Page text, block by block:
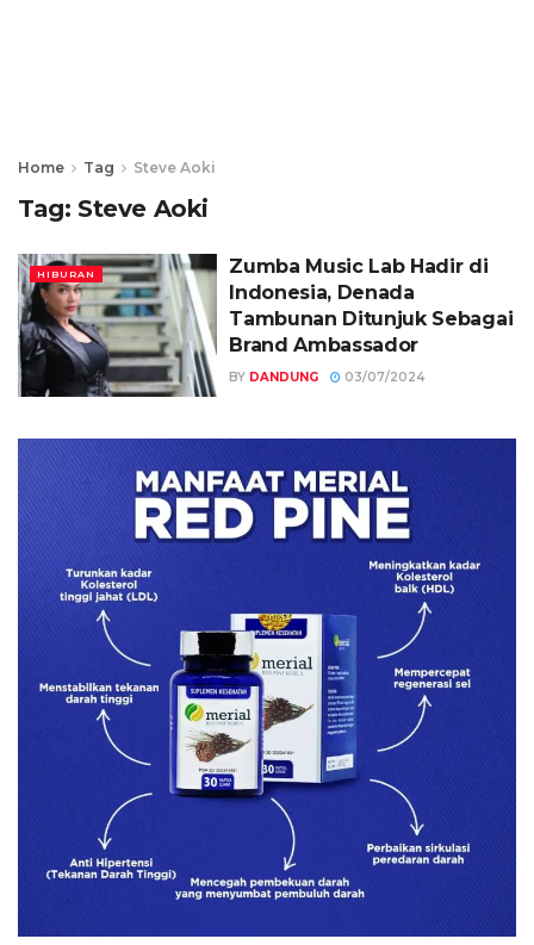
Home Tag Steve Aoki
Tag: Steve Aoki
HIBURAN
Zumba Music Lab Hadir di
Indonesia, Denada
Tambunan Ditunjuk Sebagai
Brand Ambassador
BY DANDUNG 03/07/2024